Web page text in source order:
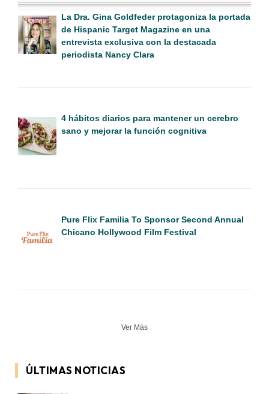
La Dra. Gina Goldfeder protagoniza la portada
de Hispanic Target Magazine en una
entrevista exclusiva con la destacada
periodista Nancy Clara
4 hábitos diarios para mantener un cerebro
sano y mejorar la función cognitiva
Pure Flix Familia To Sponsor Second Annual
Chicano Hollywood Film Festival
Ver Más
ÚLTIMAS NOTICIAS